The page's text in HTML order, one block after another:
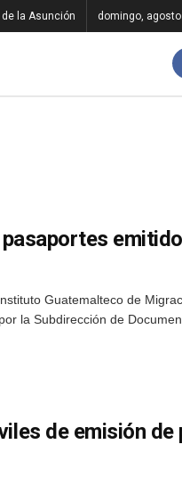
la Asunción domingo,
Guatemalteco de
la Subdirección de
de emisión